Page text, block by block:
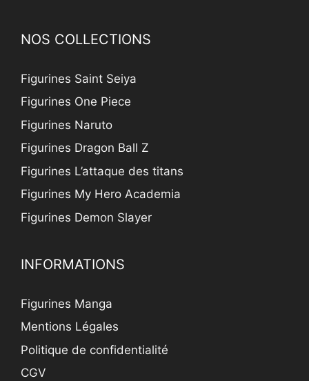
NOS COLLECTIONS
Figurines Saint Seiya
Figurines One Piece
Figurines Naruto
Figurines Dragon Ball Z
Figurines L’attaque des titans
Figurines My Hero Academia
Figurines Demon Slayer
INFORMATIONS
Figurines Manga
Mentions Légales
Politique de confidentialité
CGV